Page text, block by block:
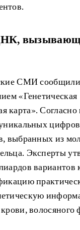
СМИ сообщили
«Генетическая
карта». Согласно
выбранных из
Эксперты
волосяного